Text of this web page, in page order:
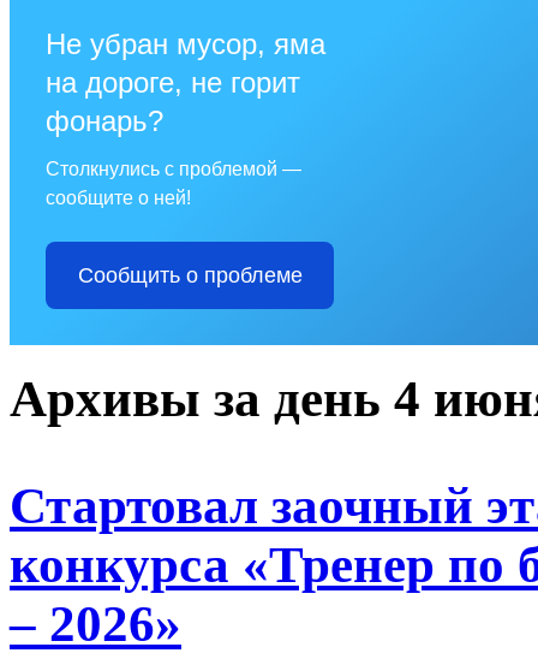
Не убран мусор, яма
на дороге, не горит
фонарь?
Столкнулись с проблемой —
сообщите о ней!
Сообщить о проблеме
Архивы за день 4
Стартовал заочный
конкурса «Тренер по
– 2026»